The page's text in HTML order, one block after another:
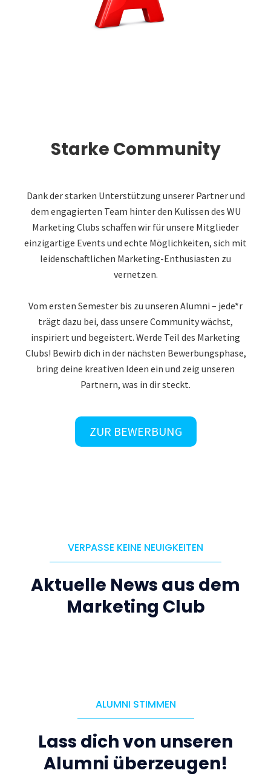
Starke Community
Dank der starken Unterstützung unserer Partner und
dem engagierten Team hinter den Kulissen des WU
Marketing Clubs schaffen wir für unsere Mitglieder
einzigartige Events und echte Möglichkeiten, sich mit
leidenschaftlichen Marketing-Enthusiasten zu
vernetzen.
Vom ersten Semester bis zu unseren Alumni – jede*r
trägt dazu bei, dass unsere Community wächst,
inspiriert und begeistert. Werde Teil des Marketing
Clubs! Bewirb dich in der nächsten Bewerbungsphase,
bring deine kreativen Ideen ein und zeig unseren
Partnern, was in dir steckt.
ZUR BEWERBUNG
VERPASSE KEINE NEUIGKEITEN
Aktuelle News aus dem
Marketing Club
ALUMNI STIMMEN
Lass dich von unseren
Alumni überzeugen!